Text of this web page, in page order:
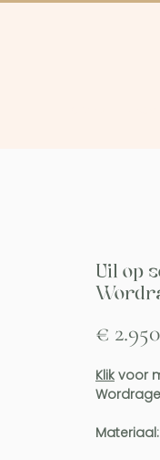
Uil op
€
Klik voor
Materiaal: